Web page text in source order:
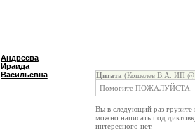
Андреева
Ираида
Васильевна
Цитата (Кошелев В.А. ИП
Помогите ПОЖАЛУЙСТА.
Вы в следующий раз
можно написать под
интересного нет.